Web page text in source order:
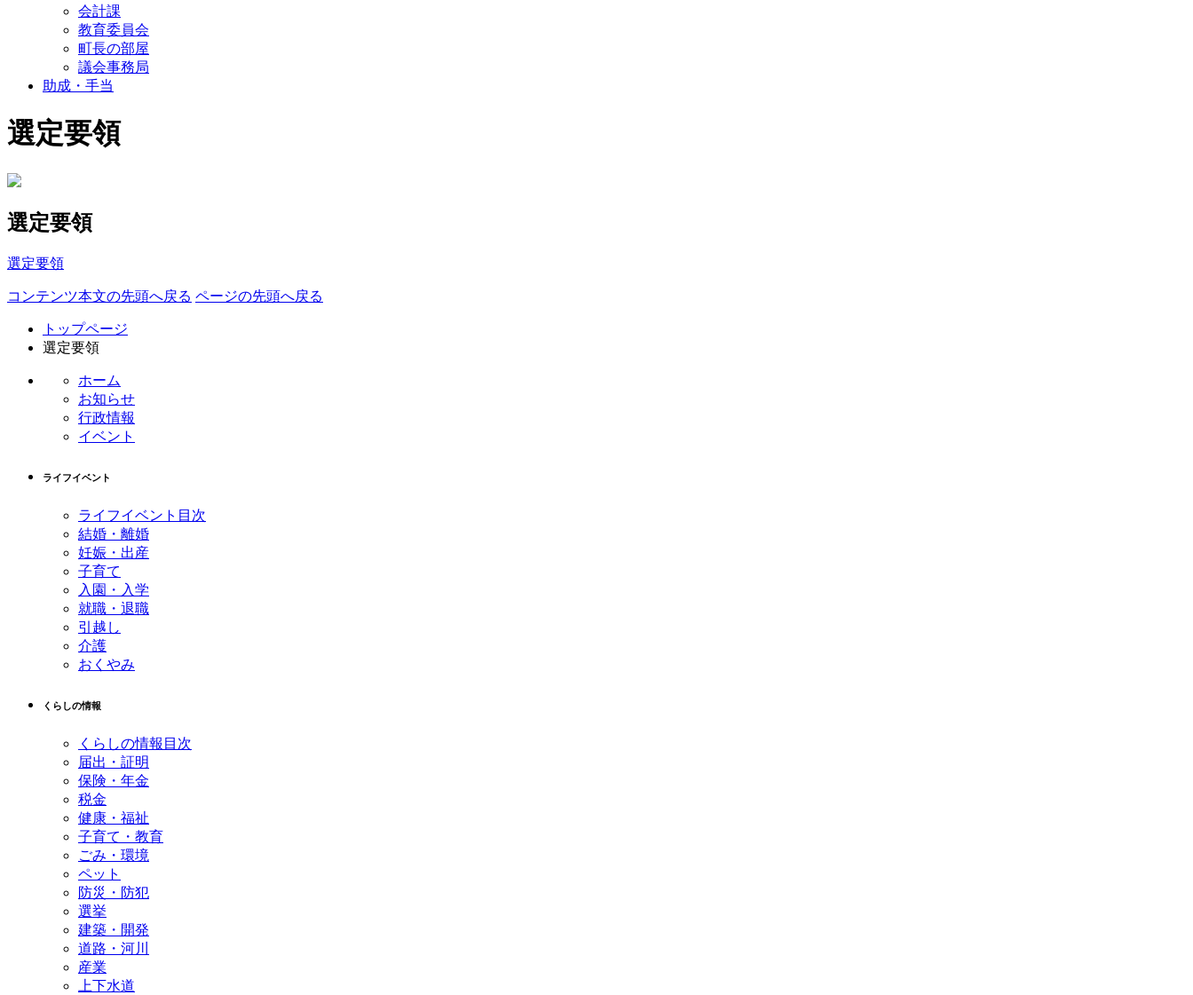
会計課
教育委員会
町長の部屋
議会事務局
助成・手当
選定要領
選定要領
選定要領
コンテンツ本文の先頭へ戻る ページの先頭へ戻る
トップページ
選定要領
ホーム
お知らせ
行政情報
イベント
ライフイベント
ライフイベント目次
結婚・離婚
妊娠・出産
子育て
入園・入学
就職・退職
引越し
介護
おくやみ
くらしの情報
くらしの情報目次
届出・証明
保険・年金
税金
健康・福祉
子育て・教育
ごみ・環境
ペット
防災・防犯
選挙
建築・開発
道路・河川
産業
上下水道